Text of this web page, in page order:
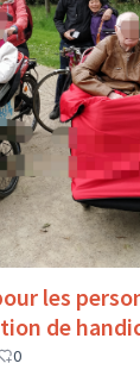
les
de
0